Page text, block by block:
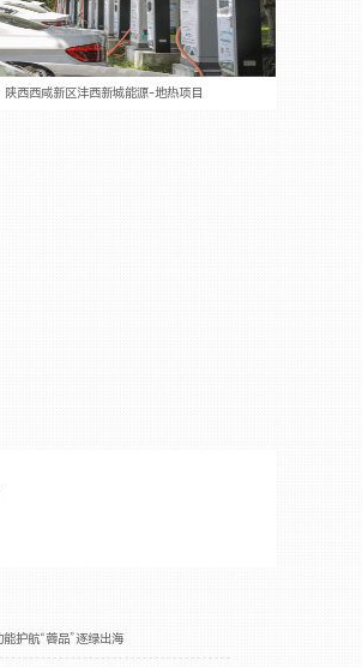
陕西西咸新区沣西新城能源-地热项目
护航“蓉品”逐绿出海